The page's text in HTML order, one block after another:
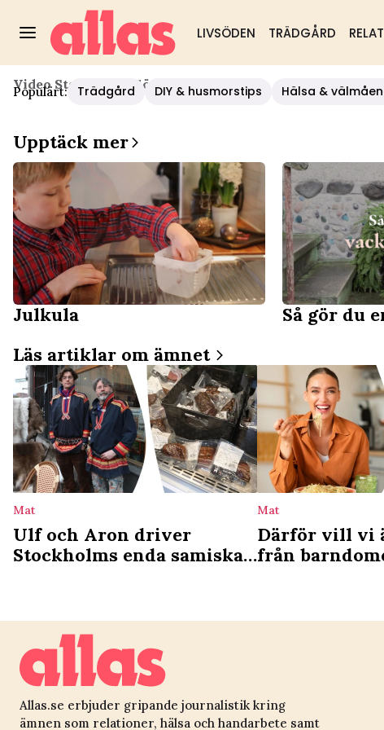
LIVSÖDEN TRÄDGÅRD
Populärt: Trädgård DIY & husmorstips Hälsa &
Video Start / Mat Gör En Julkula
Upptäck mer
Julkula Så gör du
Läs artiklar om ämnet
Mat
Ulf och Aron driver
Stockholms enda samiska
Mat
Därför vill vi
från
Allas.se erbjuder gripande journalistik kring
ämnen som relationer, hälsa och handarbete samt